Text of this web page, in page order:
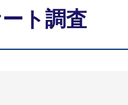
ト調査